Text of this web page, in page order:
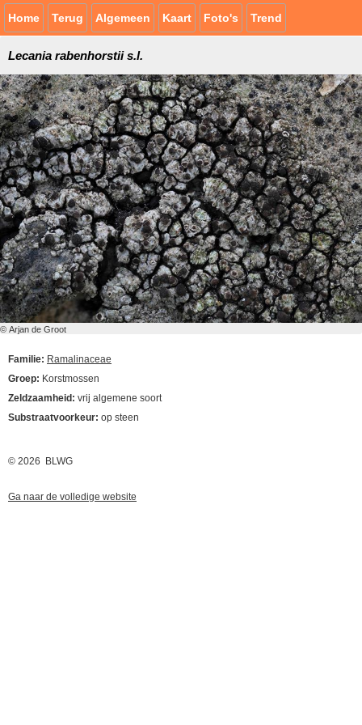
Home Terug Algemeen Kaart Foto's Trend
Lecania rabenhorstii s.l.
© Arjan de Groot
Familie: Ramalinaceae
Groep: Korstmossen
Zeldzaamheid: vrij algemene soort
Substraatvoorkeur: op steen
© 2026 BLWG
Ga naar de volledige website